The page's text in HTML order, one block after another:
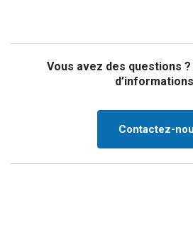
Vous avez des questions
Contactez-